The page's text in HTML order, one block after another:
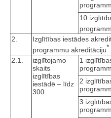
10
2.
Izglītības iestādes
programmu akreditāciju*
2.1.
izglītojamo
skaits
izglītības
iestādē – līdz
300
1
2
3